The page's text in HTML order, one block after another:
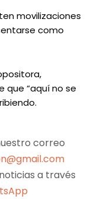
movilizaciones
como
que “aquí no se
correo
a través